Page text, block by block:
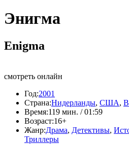
Энигма
Enigma
смотреть онлайн
Год:2001
Страна:Нидерланды, США,
Время:119 мин. / 01:59
Возраст:16+
Жанр:Драма, Детективы,
Триллеры